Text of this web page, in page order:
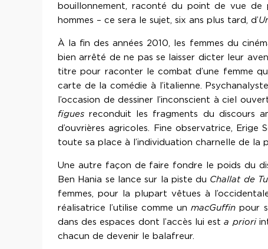
bouillonnement, raconté du point de vue de
hommes – ce sera le sujet, six ans plus tard, d’
À la fin des années 2010, les femmes du
bien arrêté de ne pas se laisser dicter leur
titre pour raconter le combat d’une femme
carte de la comédie à l’italienne.
l’occasion de dessiner l’inconscient à ciel
figues reconduit les fragments du discours
d’ouvrières agricoles. Fine observatrice,
toute sa place à l’individuation charnelle de la
Une autre façon de faire fondre le poids du
Ben Hania se lance sur la piste du Challat de
femmes, pour la plupart vêtues à
réalisatrice l’utilise comme unmacGuffin pour
dans des espaces dont l’accès lui esta priori
chacun de devenir le balafreur.